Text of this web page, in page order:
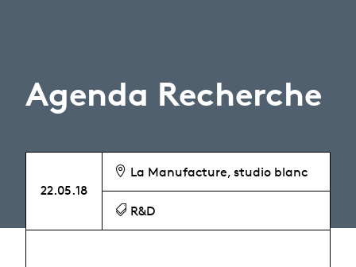
Agenda Recherche
22.05.18
La Manufacture, studio blanc
R&D